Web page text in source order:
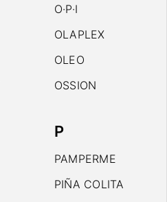
O·P·I
OLAPLEX
OLEO
OSSION
P
PAMPERME
PIÑA COLITA